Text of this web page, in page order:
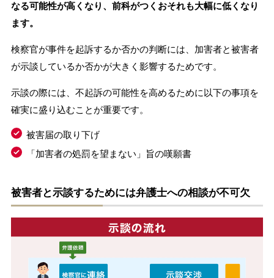
なる可能性が高くなり、前科がつくおそれも大幅に低くなり
ます。
検察官が事件を起訴するか否かの判断には、加害者と被害者
が示談しているか否かが大きく影響するためです。
示談の際には、不起訴の可能性を高めるために以下の事項を
確実に盛り込むことが重要です。
被害届の取り下げ
「加害者の処罰を望まない」旨の嘆願書
被害者と示談するためには弁護士への相談が不可欠